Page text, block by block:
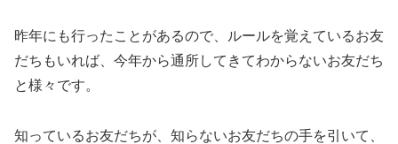
昨年にも行ったことがあるので、ルールを覚えているお友
だちもいれば、今年から通所してきてわからないお友だち
と様々です。
知っているお友だちが、知らないお友だちの手を引いて、